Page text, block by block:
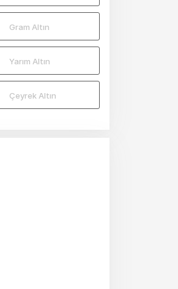
Gram Altın
Yarım Altın
Çeyrek Altın